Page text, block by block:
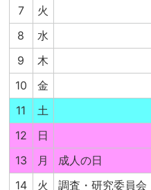
7
火
8
水
9
木
10
金
11
土
12
日
13
月
成人の日
14
火
調査・研究委員会